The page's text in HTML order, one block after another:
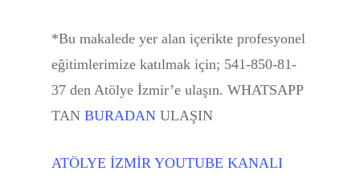
*Bu makalede yer alan içerikte profesyonel
eğitimlerimize katılmak için; 541-850-81-
37 den Atölye İzmir’e ulaşın. WHATSAPP
TAN BURADAN ULAŞIN
ATÖLYE İZMİR YOUTUBE KANALI
MODA WORKSHOP
NABA MODA TASARIM
PORTFOLYO
Hazırlık Kursu